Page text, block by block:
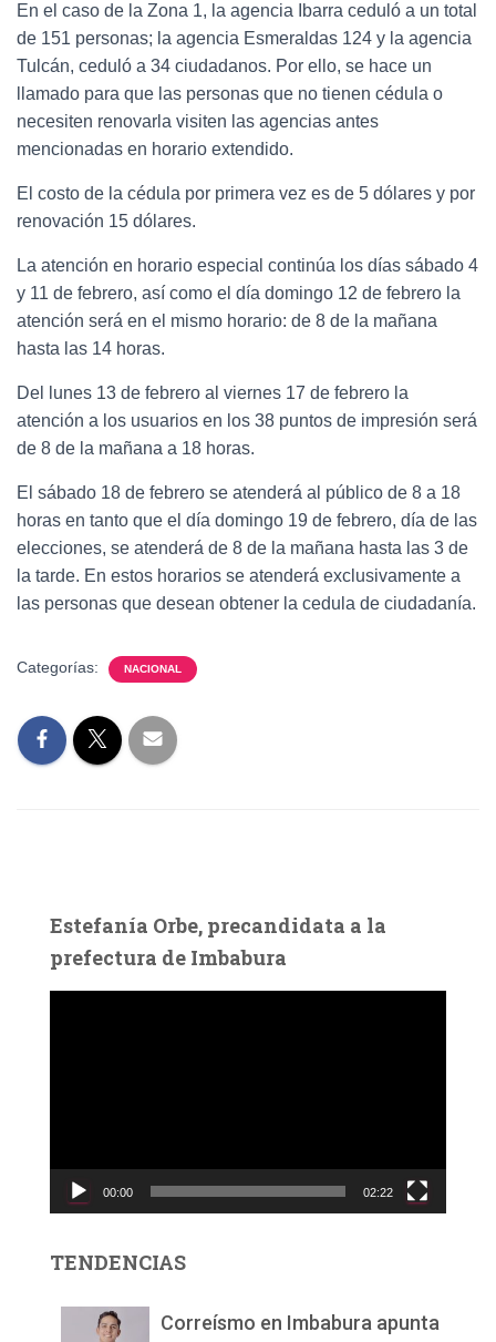
En el caso de la Zona 1, la agencia Ibarra ceduló a un total
de 151 personas; la agencia Esmeraldas 124 y la agencia
Tulcán, ceduló a 34 ciudadanos. Por ello, se hace un
llamado para que las personas que no tienen cédula o
necesiten renovarla visiten las agencias antes
mencionadas en horario extendido.
El costo de la cédula por primera vez es de 5 dólares y por
renovación 15 dólares.
La atención en horario especial continúa los días sábado 4
y 11 de febrero, así como el día domingo 12 de febrero la
atención será en el mismo horario: de 8 de la mañana
hasta las 14 horas.
Del lunes 13 de febrero al viernes 17 de febrero la
atención a los usuarios en los 38 puntos de impresión será
de 8 de la mañana a 18 horas.
El sábado 18 de febrero se atenderá al público de 8 a 18
horas en tanto que el día domingo 19 de febrero, día de las
elecciones, se atenderá de 8 de la mañana hasta las 3 de
la tarde. En estos horarios se atenderá exclusivamente a
las personas que desean obtener la cedula de ciudadanía.
Categorías: NACIONAL
Estefanía Orbe, precandidata a la
prefectura de Imbabura
c
d
00:00 02:22
TENDENCIAS
Correísmo en Imbabura apunta